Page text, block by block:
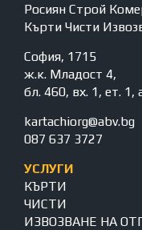
Росиян Строй
Кърти Чисти
София, 1715
ж.к. Младост 4,
бл. 460, вх. 1, ет. 1,
kartachiorg@abv.bg
087 637 3727
УСЛУГИ
КЪРТИ
ЧИСТИ
ИЗВОЗВАНЕ НА